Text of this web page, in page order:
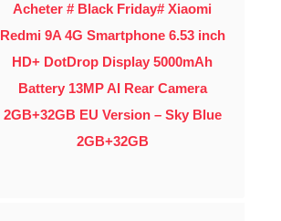
Acheter # Black Friday# Xiaomi
Redmi 9A 4G Smartphone 6.53 inch
HD+ DotDrop Display 5000mAh
Battery 13MP AI Rear Camera
2GB+32GB EU Version – Sky Blue
2GB+32GB